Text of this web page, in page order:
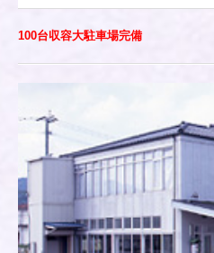
100台収容大駐車場完備